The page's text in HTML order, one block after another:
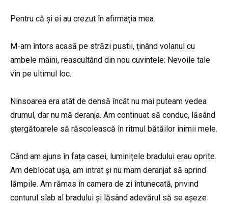
Pentru că și ei au crezut în afirmația mea.
M-am întors acasă pe străzi pustii, ținând volanul cu
ambele mâini, reascultând din nou cuvintele: Nevoile tale
vin pe ultimul loc.
Ninsoarea era atât de densă încât nu mai puteam vedea
drumul, dar nu mă deranja. Am continuat să conduc, lăsând
ștergătoarele să răscolească în ritmul bătăilor inimii mele.
Când am ajuns în fața casei, luminițele bradului erau oprite.
Am deblocat ușa, am intrat și nu mam deranjat să aprind
lămpile. Am rămas în camera de zi întunecată, privind
conturul slab al bradului și lăsând adevărul să se așeze